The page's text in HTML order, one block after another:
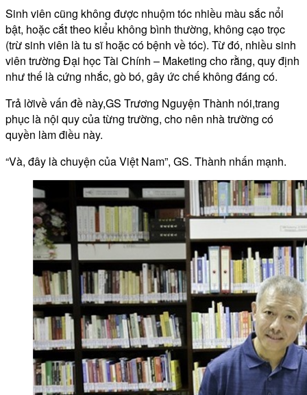
Sinh viên cũng không được nhuộm tóc nhiều màu sắc nổi
bật, hoặc cắt theo kiểu không bình thường, không cạo trọc
(trừ sinh viên là tu sĩ hoặc có bệnh về tóc). Từ đó, nhiều sinh
viên trường Đại học Tài Chính – Maketing cho rằng, quy định
như thế là cứng nhắc, gò bó, gây ức chế không đáng có.
Trả lờivề vấn đề này,GS Trương Nguyện Thành nói,trang
phục là nội quy của từng trường, cho nên nhà trường có
quyền làm điều này.
“Và, đây là chuyện của Việt Nam”, GS. Thành nhấn mạnh.